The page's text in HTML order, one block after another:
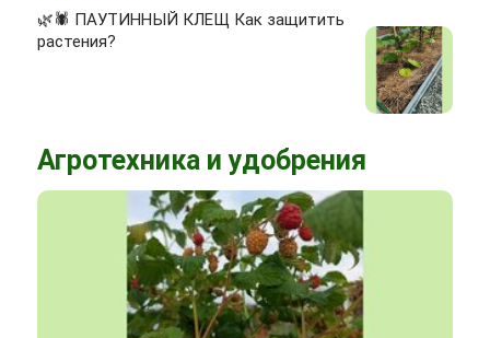
🌿🕷 ПАУТИННЫЙ КЛЕЩ Как защитить
растения?
Агротехника и удобрения